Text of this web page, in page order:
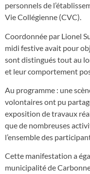
personnels de
Vie Collégienne (CVC).
Coordonnée par Lionel
midi festive avait pour
sont distingués tout au
et leur comportement
Au programme : une
volontaires ont pu
exposition de travaux
que de nombreuses
l’ensemble des
Cette manifestation a
municipalité de